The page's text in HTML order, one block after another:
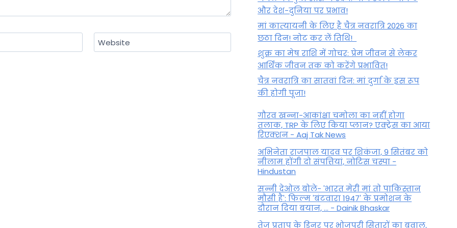
Website
और देश-दुनिया पर प्रभाव!
मां कात्‍यायनी के लिए है चैत्र नवरात्रि 2026 का
छठा दिन! नोट कर लें तिथि!
शुक्र का मेष राशि में गोचर: प्रेम जीवन से लेकर
आर्थिक जीवन तक को करेंगे प्रभावित!
चैत्र नवरात्रि का सातवां दिन: मां दुर्गा के इस रूप
की होगी पूजा!
गौरव खन्ना-आकांक्षा चमोला का नहीं होगा
तलाक, TRP के लिए किया प्लान? एक्ट्रेस का आया
रिएक्शन - Aaj Tak News
अभिनेता राजपाल यादव पर शिकंजा, 9 सितंबर को
नीलाम होंगी दो संपत्तियां, नोटिस चस्पा -
Hindustan
सन्नी देओल बोले- 'भारत मेरी मां तो पाकिस्तान
मौसी है': फिल्म 'बंटवारा 1947' के प्रमोशन के
दौरान दिया बयान, ... - Dainik Bhaskar
तेज प्रताप के डिनर पर भोजपुरी सितारों का बवाल,